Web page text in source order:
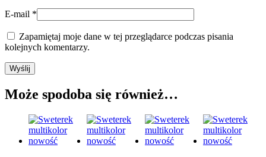
E-mail *
Zapamiętaj moje dane w tej przeglądarce podczas pisania
kolejnych komentarzy.
Może spodoba się również…